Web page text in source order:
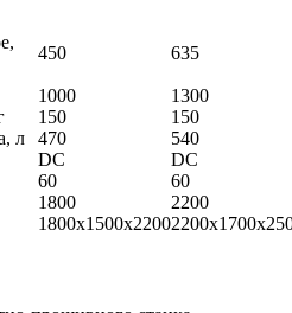
450 635
1000
1300
150
150
л
470
540
DC
DC
60
60
1800
2200
1800х1500х2200